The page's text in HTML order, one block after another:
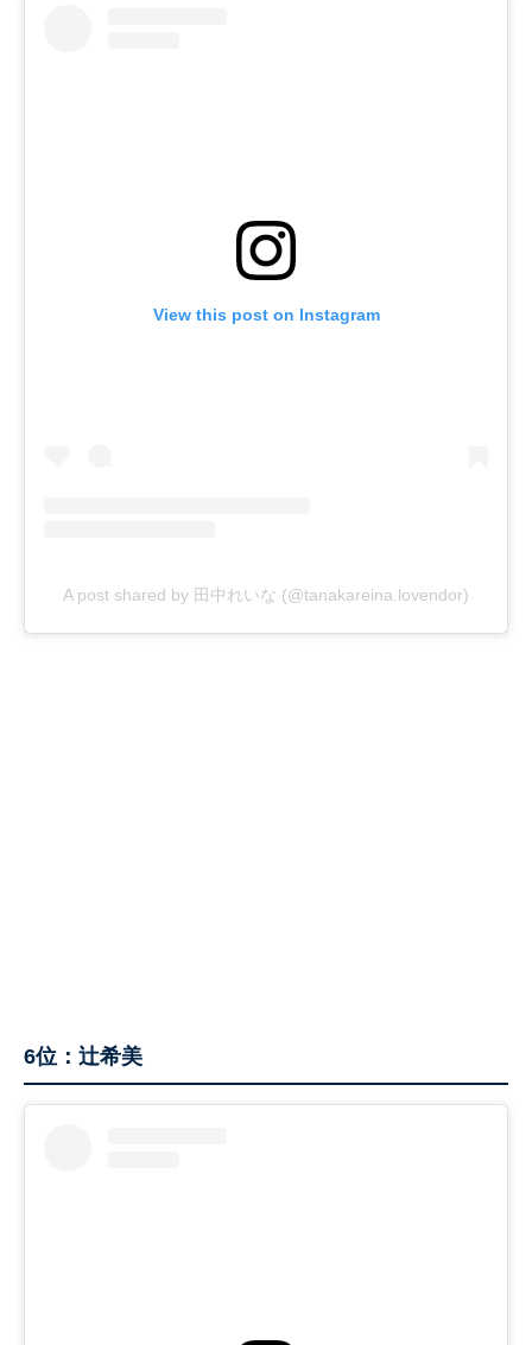
View this post on Instagram
A post shared by 田中れいな (@tanakareina.lovendor)
6位：辻希美